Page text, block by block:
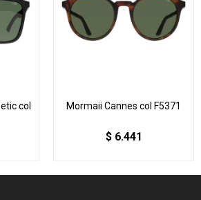
col
Mormaii Cannes col F5371
$ 6.441